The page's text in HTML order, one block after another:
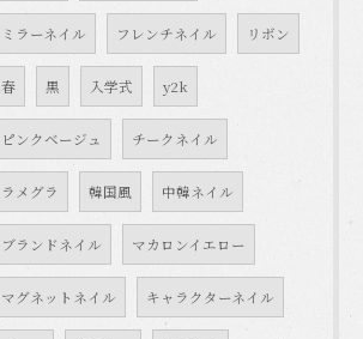
ミラーネイル フレンチネイル リボン
春 黒 入学式 y2k
ピンクベージュ チークネイル
ラメグラ 韓国風 中韓ネイル
ブランドネイル マカロンイエロー
マグネットネイル キャラクターネイル